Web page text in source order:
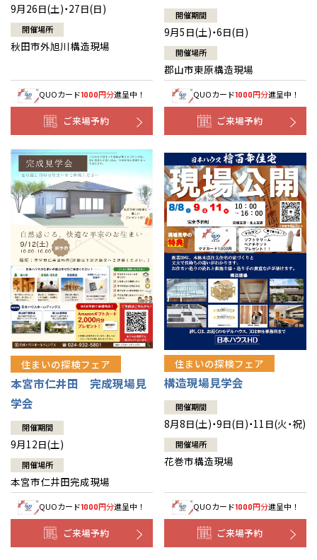
9月26日(土)・27日(日)
開催場所
秋田市外旭川構造現場
QUOカード1000円分進呈中！
ご来場予約
開催期間
9月5日(土)・6日(日)
開催場所
郡山市東原構造現場
QUOカード1000円分進呈中！
ご来場予約
住まいの探検フェア
本宮市仁井田 完成現場見
学会
開催期間
9月12日(土)
開催場所
本宮市仁井田完成現場
QUOカード1000円分進呈中！
ご来場予約
住まいの探検フェア
構造現場見学会
開催期間
8月8日(土)・9日(日)・11日(火・祝)
開催場所
花巻市構造現場
QUOカード1000円分進呈中！
ご来場予約